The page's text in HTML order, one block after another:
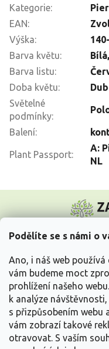
Podělíte se s námi o
Ano, i náš web
vám budeme moct
prohlížení našeho
k analýze
s přizpůsobením webu
vám zobrazí takové
otravovat. S vaším
Kategorie:
EAN:
Výška:
Barva květu: Bílá,
Barva listu:
Doba květu:
Světelné
podmínky:
Balení:
Plant Passport:
A:
NL
p
Vše o nákupu
Informace pro Vás
Kontakujte nás